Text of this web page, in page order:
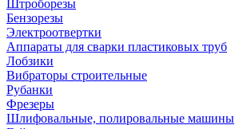
Штроборезы
Бензорезы
Электроотвертки
Аппараты для сварки пластиковых труб
Лобзики
Вибраторы строительные
Рубанки
Фрезеры
Шлифовальные, полировальные машины